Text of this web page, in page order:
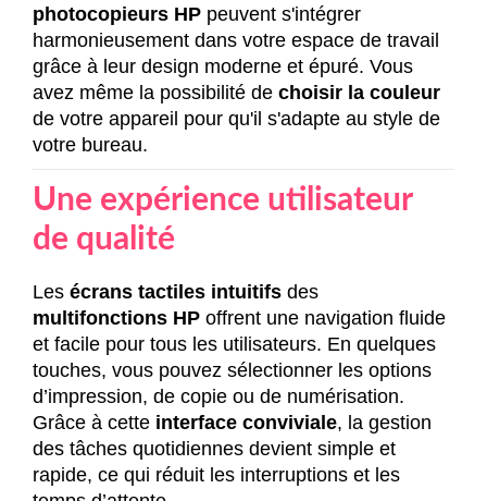
photocopieurs HP peuvent s'intégrer
harmonieusement dans votre espace de travail
grâce à leur design moderne et épuré. Vous
avez même la possibilité de choisir la couleur
de votre appareil pour qu'il s'adapte au style de
votre bureau.
Une expérience utilisateur
de qualité
Les écrans tactiles intuitifs des
multifonctions HP offrent une navigation fluide
et facile pour tous les utilisateurs. En quelques
touches, vous pouvez sélectionner les options
d’impression, de copie ou de numérisation.
Grâce à cette interface conviviale, la gestion
des tâches quotidiennes devient simple et
rapide, ce qui réduit les interruptions et les